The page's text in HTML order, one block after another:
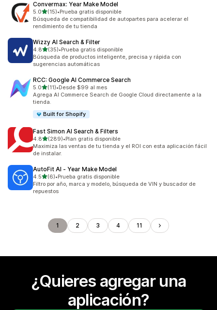
Convermax: Year Make Model
5.0de 5 estrellas
(15)
15 reseñas en total
•Prueba gratis disponible
Búsqueda de compatibilidad de autopartes para acelerar el
rendimiento de tu tienda
Wizzy AI Search & Filter
4.8de 5 estrellas
(35)
35 reseñas en total
•Prueba gratis disponible
Búsqueda de productos inteligente, precisa y rápida con
sugerencias automáticas
RCC: Google AI Commerce Search
5.0de 5 estrellas
(11)
11 reseñas en total
•Desde $99 al mes
Agrega AI Commerce Search de Google Cloud directamente a la
tienda.
Built for Shopify
Fast Simon AI Search & Filters
4.8de 5 estrellas
(289)
289 reseñas en total
•Plan gratis disponible
Maximiza las ventas de tu tienda y el ROI con esta aplicación fácil
de instalar.
AutoFit AI ‑ Year Make Model
4.5de 5 estrellas
(6)
6 reseñas en total
•Prueba gratis disponible
Filtro por año, marca y modelo, búsqueda de VIN y buscador de
repuestos
1 2 3 4 11
¿Quieres agregar una
aplicación?